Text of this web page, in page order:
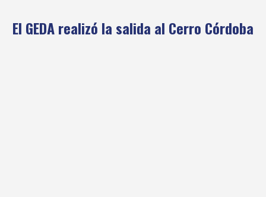
El GEDA realizó la salida al Cerro Córdoba